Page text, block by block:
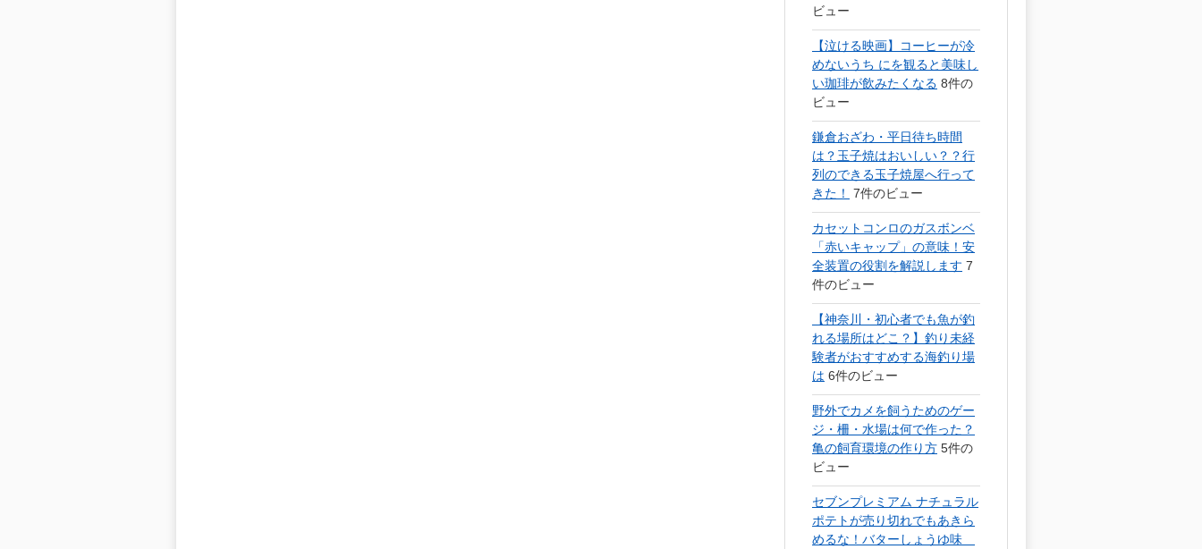
ビュー
【泣ける映画】コーヒーが冷
めないうち にを観ると美味し
い珈琲が飲みたくなる 8件の
ビュー
鎌倉おざわ・平日待ち時間
は？玉子焼はおいしい？？行
列のできる玉子焼屋へ行って
きた！
7件のビュー
カセットコンロのガスボンベ
「赤いキャップ」の意味！安
全装置の役割を解説します 7
件のビュー
【神奈川・初心者でも魚が釣
れる場所はどこ？】釣り未経
験者がおすすめする海釣り場
は 6件のビュー
野外でカメを飼うためのゲー
ジ・柵・水場は何で作った？
亀の飼育環境の作り方 5件の
ビュー
セブンプレミアム ナチュラル
ポテトが売り切れでもあきら
めるな！バターしょうゆ味